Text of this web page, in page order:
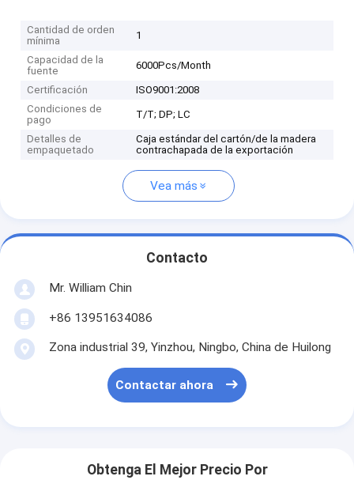
Cantidad de orden
mínima
1
Capacidad de la
fuente
6000Pcs/Month
Certificación
ISO9001:2008
Condiciones de
pago
T/T; DP; LC
Detalles de
empaquetado
Caja estándar del cartón/de la madera
contrachapada de la exportación
Vea más
Contacto
Mr. William Chin
+86 13951634086
Zona industrial 39, Yinzhou, Ningbo, China de Huilong
Contactar ahora
Obtenga El Mejor Precio Por